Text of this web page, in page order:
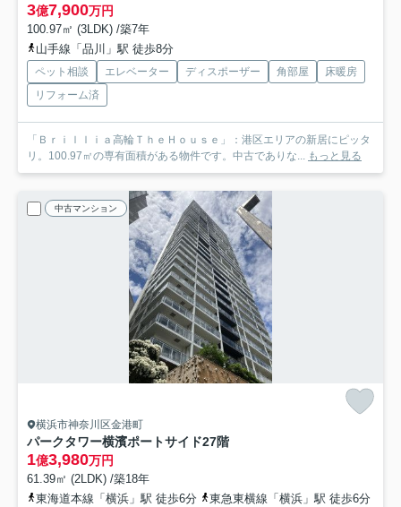
3億7,900万円
100.97㎡ (3LDK) /築7年
山手線「品川」駅 徒歩8分
ペット相談 エレベーター ディスポーザー 角部屋
床暖房
リフォーム済
「Ｂｒｉｌｌｉａ高輪ＴｈｅＨｏｕｓｅ」：港区エリアの新居にピッタ
リ。100.97㎡の専有面積がある物件です。中古でありな... もっと見る
中古マンション
横浜市神奈川区金港町
パークタワー横濱ポートサイド27階
1億3,980万円
61.39㎡ (2LDK) /築18年
東海道本線「横浜」駅 徒歩6分
東急東横線「横浜」駅 徒歩6分